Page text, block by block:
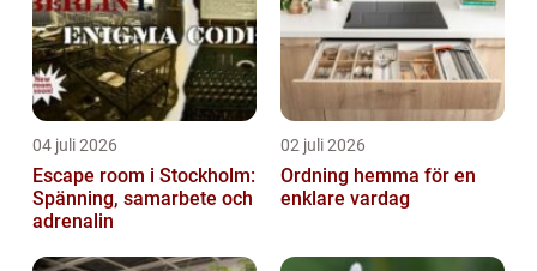
04 juli 2026
Escape room i Stockholm:
Spänning, samarbete och
adrenalin
02 juli 2026
Ordning hemma för en
enklare vardag